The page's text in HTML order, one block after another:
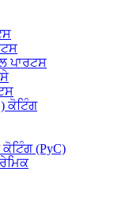
ਪਾਰਟਸ
ਕੋਟਿੰਗ
(PyC)